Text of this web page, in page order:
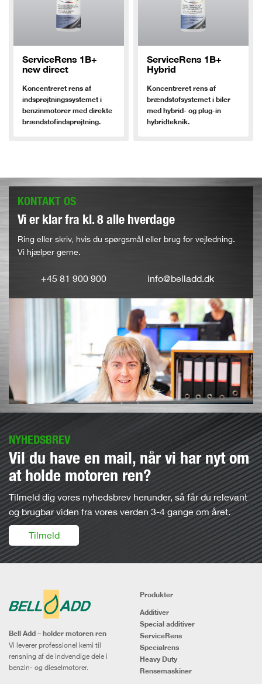
ServiceRens 1B+
new direct
Koncentreret rens af
indsprøjtningssystemet i
benzinmotorer med direkte
brændstofindsprøjtning.
ServiceRens 1B+
Hybrid
Koncentreret rens af
brændstofsystemet i biler
med hybrid- og plug-in
hybridteknik.
KONTAKT OS
Vi er klar fra kl. 8 alle hverdage
Ring eller skriv, hvis du spørgsmål eller brug for vejledning.
Vi hjælper gerne.
+45 81 900 900 info@belladd.dk
NYHEDSBREV
Vil du have en mail, når vi har nyt om
at holde motoren ren?
Tilmeld dig vores nyhedsbrev herunder, så får du relevant
og brugbar viden fra vores verden 3-4 gange om året.
Tilmeld
Bell Add – holder motoren ren
Vi leverer professionel kemi til
rensning af de indvendige dele i
benzin- og dieselmotorer.
Produkter
Additiver
Special additiver
ServiceRens
Specialrens
Heavy Duty
Rensemaskiner